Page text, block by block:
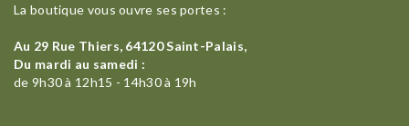
La boutique vous ouvre ses portes :
Au 29 Rue Thiers, 64120 Saint-Palais,
Du mardi au samedi :
de 9h30 à 12h15 - 14h30 à 19h